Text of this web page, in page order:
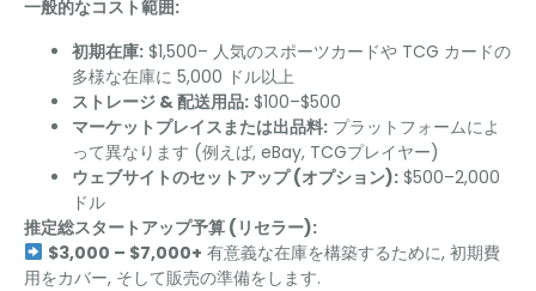
一般的なコスト範囲:
初期在庫: $1,500– 人気のスポーツカードや TCG カードの
多様な在庫に 5,000 ドル以上
ストレージ & 配送用品: $100–$500
マーケットプレイスまたは出品料: プラットフォームによ
って異なります (例えば, eBay, TCGプレイヤー)
ウェブサイトのセットアップ (オプション): $500–2,000
ドル
推定総スタートアップ予算 (リセラー):
$3,000 – $7,000+ 有意義な在庫を構築するために, 初期費
用をカバー, そして販売の準備をします.